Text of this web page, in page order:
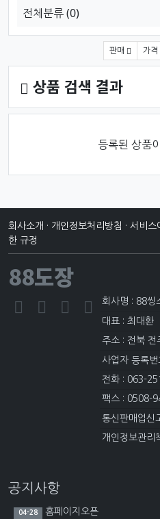
전체분류(0)
판매 가격
상품 검색 결과
등록된 상품
회사소개 · 개인정보처리방침 · 서비스
한 규정
88도장
회사명 : 88씽
대표 : 최대환
주소 : 전북 전
사업자 등록
전화 : 063-
팩스 : 0508-
통신판매업신
개인정보관
공지사항
04-28 홈페이지오픈